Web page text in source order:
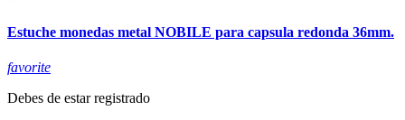
Estuche monedas metal NOBILE para capsula redonda 36mm.
favorite
Debes de estar registrado